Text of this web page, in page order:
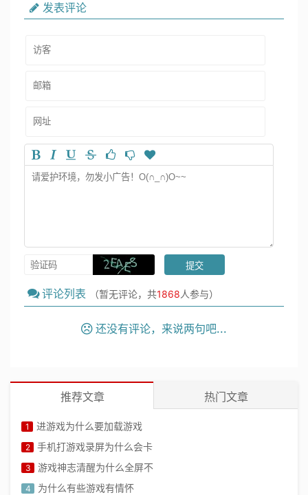
发表评论
评论列表 （暂无评论，共1868人参与）
还没有评论，来说两句吧...
推荐文章 热门文章
1 进游戏为什么要加载游戏
2 手机打游戏录屏为什么会卡
3 游戏神志清醒为什么全屏不
4 为什么有些游戏有情怀